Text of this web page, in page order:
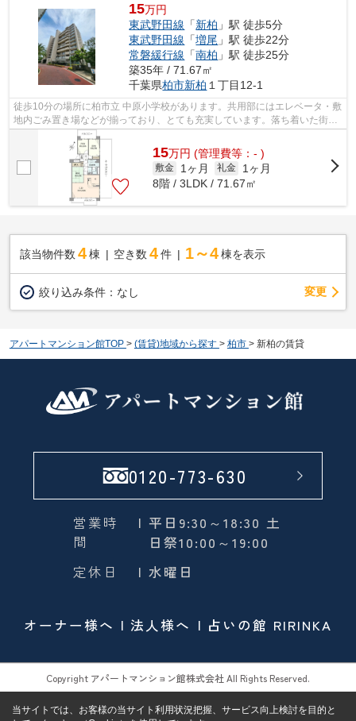
15万円
東武野田線 「新柏 」駅 徒歩5分
東武野田線 「増尾 」駅 徒歩22分
常磐緩行線 「南柏 」駅 徒歩25分
築35年 / 71.67㎡
千葉県柏市新柏 １丁目12-1
徒歩10分の場所に柏市立 中原小学校があります。共用部にはエレベータ・敷
地内ごみ置き場などが揃っており、とても充実しています。落ち着いた街並
みにフィットする外観タイルの物件。...
15万円 (管理費等：- )
敷金 1ヶ月 礼金
1ヶ月
8階 / 3LDK / 71.67㎡
該当物件数 4棟 空き数 4 件 1～4 棟を表示
絞り込み条件： なし 変更
アパートマンション館TOP > (賃貸)地域から探す > 柏市 > 新柏の賃貸
0120-773-630
営業時
間
| 平日9:30～18:30 土
日祭10:00～19:00
定休日
| 水曜日
オーナー様へ 法人様へ 占いの館 RIRINKA
Copyright アパートマンション館株式会社 All Rights Reserved.
当サイトでは、お客様の当サイト利用状況把握、サービス向上検討を目的と